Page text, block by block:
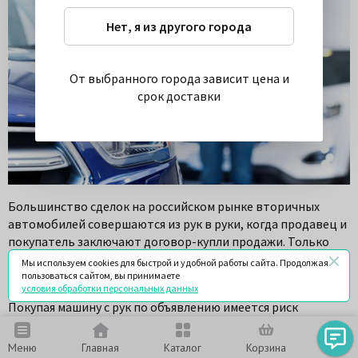
Меню Главная Каталог Корзина Чат
Большинство сделок на российском рынке вторичных
автомобилей совершаются из рук в руки, когда продавец и
покупатель заключают договор-купли продажи. Только
около 10% сделок проводятся через дилерские центры по
схеме трейд-ин или через комиссионные магазины.
Покупая машину с рук по объявлению имеется риск
оказаться жертвой мошенников, которые с каждым годом
изобретают новые схемы для обмана доверчивых
Нет, я из другого города
От выбранного города зависит цена и
срок доставки
Мы используем cookies для быстрой и удобной работы сайта. Продолжая
пользоваться сайтом, вы принимаете
условия обработки персональных данных